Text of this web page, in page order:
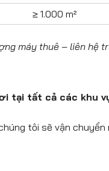
≥ 1.000 m²
máy thuê – liên hệ
tại tất cả các khu
tôi sẽ vận